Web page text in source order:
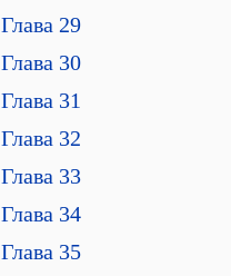
Глава 29
Глава 30
Глава 31
Глава 32
Глава 33
Глава 34
Глава 35